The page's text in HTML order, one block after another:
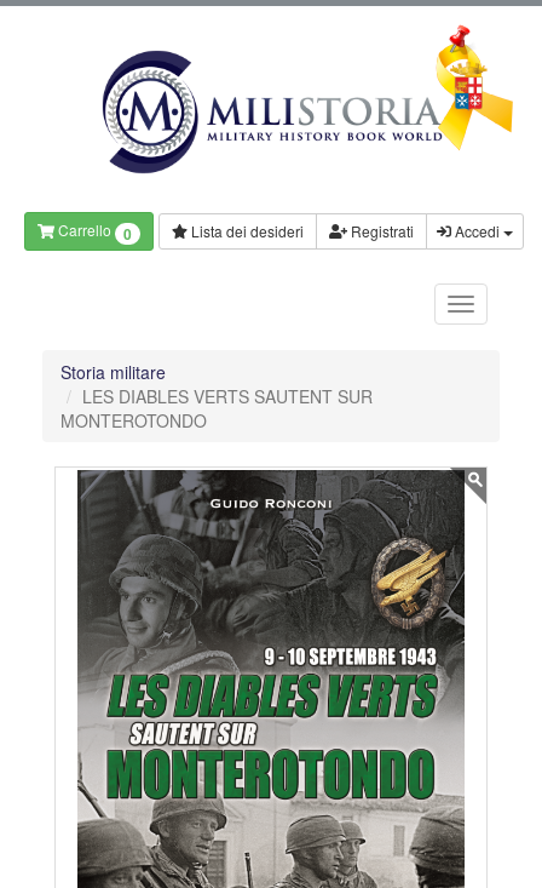
Carrello 0 Lista dei desideri Registrati Accedi
Storia militare
LES DIABLES VERTS SAUTENT SUR
MONTEROTONDO